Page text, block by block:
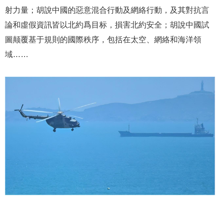
射力量；胡說中國的惡意混合行動及網絡行動，及其對抗言
論和虛假資訊皆以北約爲目标，損害北約安全；胡說中國試
圖颠覆基于規則的國際秩序，包括在太空、網絡和海洋領
域……